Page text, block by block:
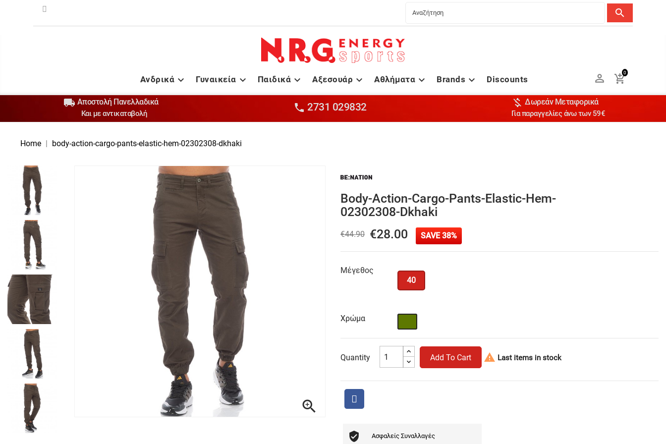
search

Ανδρικά 
Γυναικεία 
Παιδικά 
Αξεσουάρ 
Αθλήματα 
Brands Discounts 
0

 Αποστολή Πανελλαδικά
Και με αντικαταβολή
 2731 029832  Δωρεάν Μεταφορικά
Για παραγγελίες άνω των 59€
Home body-action-cargo-pants-elastic-hem-02302308-dkhaki

Body-Action-Cargo-Pants-Elastic-Hem-
02302308-Dkhaki
€44.90 €28.00 SAVE 38%
Μέγεθος
40
Χρώμα
Quantity Add To Cart  Last items in stock
Ασφαλείς Συναλλαγές